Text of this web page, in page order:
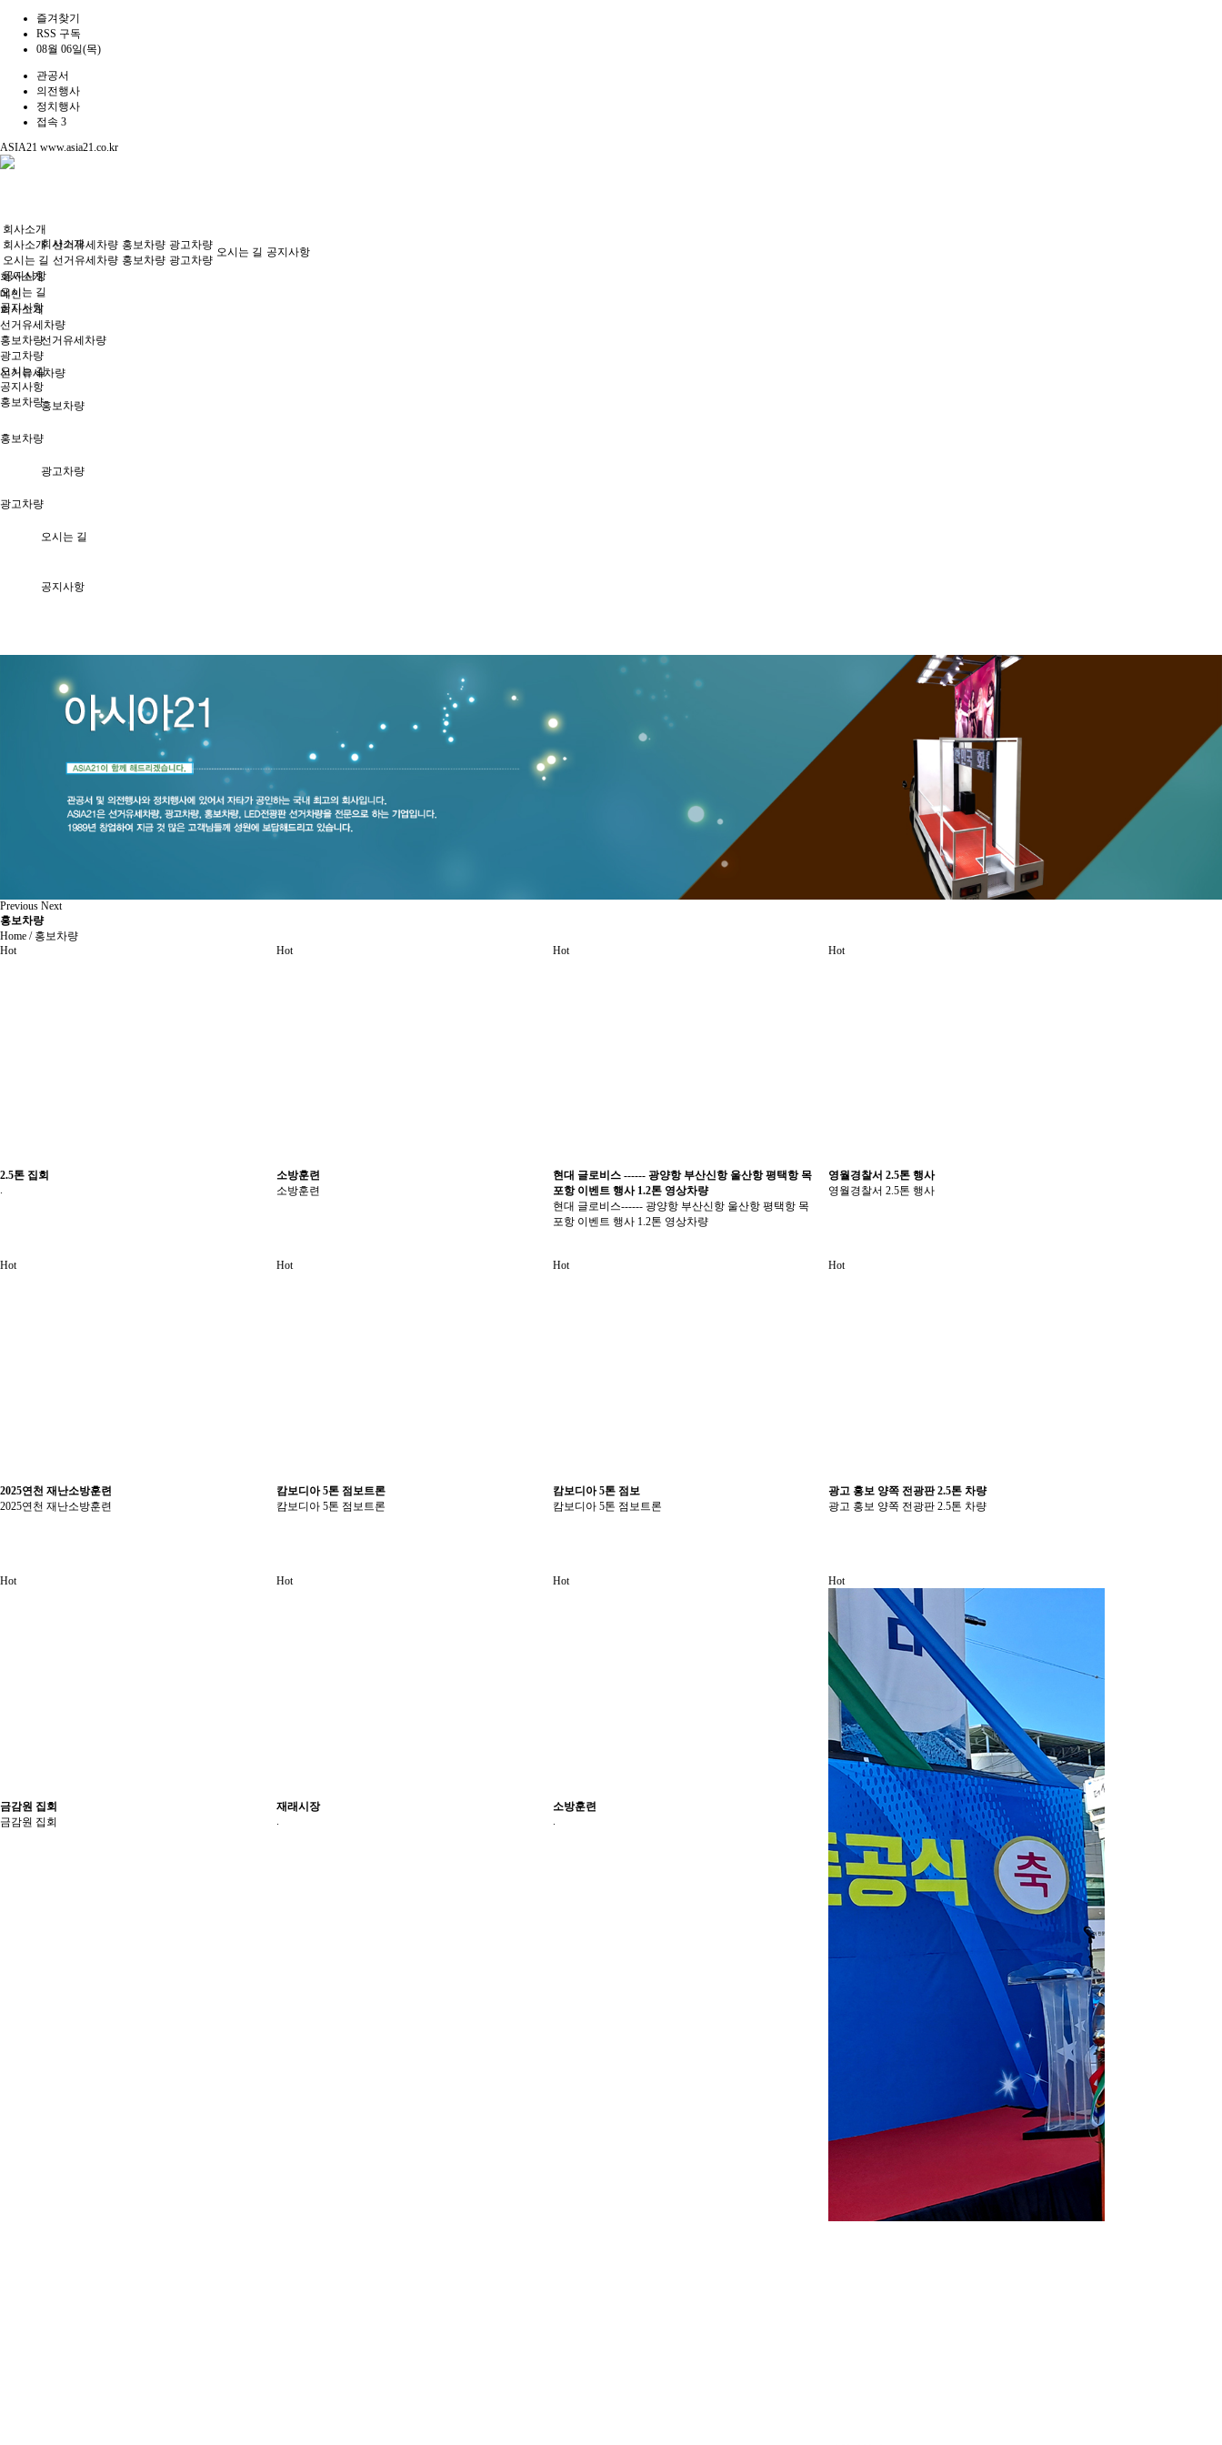
즐겨찾기
RSS 구독
08월 06일(목)
관공서
의전행사
정치행사
접속 3
ASIA21 www.asia21.co.kr
회사소개
회사소개
오시는 길
공지사항
선거유세차량
선거유세차량
홍보차량
홍보차량
광고차량
광고차량
오시는 길
공지사항
회사소개
회사소개
오시는 길
공지사항
선거유세차량
선거유세차량
홍보차량
홍보차량
광고차량
광고차량
오시는 길 공지사항
메인
회사소개
선거유세차량
홍보차량
광고차량
오시는 길
공지사항
홍보차량
Previous Next
홍보차량
Home / 홍보차량
Hot
2.5톤 집회
.
Hot
소방훈련
소방훈련
Hot
현대 글로비스 ------ 광양항 부산신항 울산항 평택항 목
포항 이벤트 행사 1.2톤 영상차량
현대 글로비스------ 광양항 부산신항 울산항 평택항 목
포항 이벤트 행사 1.2톤 영상차량
Hot
영월경찰서 2.5톤 행사
영월경찰서 2.5톤 행사
Hot
2025연천 재난소방훈련
2025연천 재난소방훈련
Hot
캄보디아 5톤 점보트론
캄보디아 5톤 점보트론
Hot
캄보디아 5톤 점보
캄보디아 5톤 점보트론
Hot
광고 홍보 양쪽 전광판 2.5톤 차량
광고 홍보 양쪽 전광판 2.5톤 차량
Hot
금감원 집회
금감원 집회
Hot
재래시장
Hot
소방훈련
Hot